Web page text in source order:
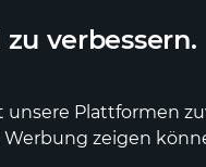
verbessern.
Plattformen
zeigen
Events